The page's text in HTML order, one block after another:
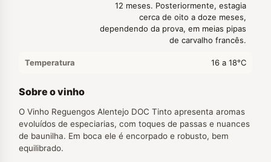
12 meses. Posteriormente, estagia
cerca de oito a doze meses,
dependendo da prova, em meias pipas
de carvalho francês.
Temperatura 16 a 18°C
Sobre o vinho
O Vinho Reguengos Alentejo DOC Tinto apresenta aromas
evoluídos de especiarias, com toques de passas e nuances
de baunilha. Em boca ele é encorpado e robusto, bem
equilibrado.